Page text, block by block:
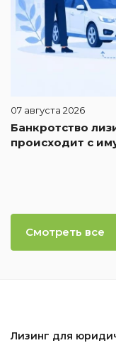
07 августа 2026
Банкротство
происходит с
Смотреть все
Лизинг для